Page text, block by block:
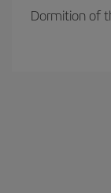
Dormition of